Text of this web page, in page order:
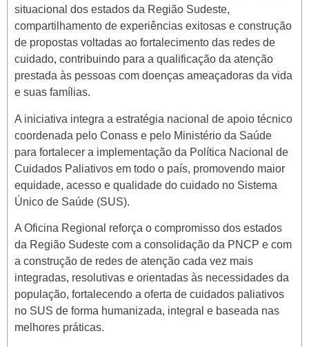
situacional dos estados da Região Sudeste,
compartilhamento de experiências exitosas e construção
de propostas voltadas ao fortalecimento das redes de
cuidado, contribuindo para a qualificação da atenção
prestada às pessoas com doenças ameaçadoras da vida
e suas famílias.
A iniciativa integra a estratégia nacional de apoio técnico
coordenada pelo Conass e pelo Ministério da Saúde
para fortalecer a implementação da Política Nacional de
Cuidados Paliativos em todo o país, promovendo maior
equidade, acesso e qualidade do cuidado no Sistema
Único de Saúde (SUS).
A Oficina Regional reforça o compromisso dos estados
da Região Sudeste com a consolidação da PNCP e com
a construção de redes de atenção cada vez mais
integradas, resolutivas e orientadas às necessidades da
população, fortalecendo a oferta de cuidados paliativos
no SUS de forma humanizada, integral e baseada nas
melhores práticas.